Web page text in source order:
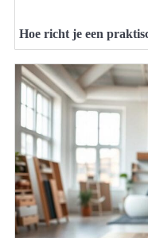
Hoe richt je een